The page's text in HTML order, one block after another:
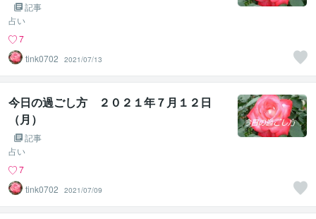
記事
占い
7
tink0702
2021/07/13
今日の過ごし方 ２０２１年７月１２日
（月）
記事
占い
7
tink0702
2021/07/09